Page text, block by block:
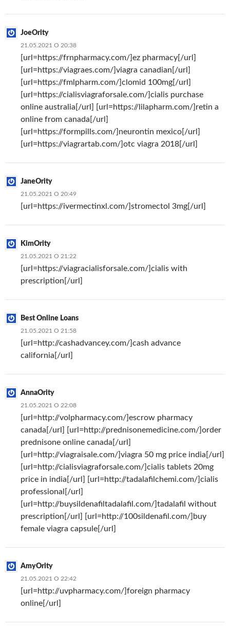
JoeOrity
21.05.2021 О 20:38
[url=https://frnpharmacy.com/]ez pharmacy[/url]
[url=https://viagraes.com/]viagra canadian[/url]
[url=https://fmlpharm.com/]clomid 100mg[/url]
[url=https://cialisviagraforsale.com/]cialis purchase
online australia[/url] [url=https://lilapharm.com/]retin a
online from canada[/url]
[url=https://formpills.com/]neurontin mexico[/url]
[url=https://viagrartab.com/]otc viagra 2018[/url]
JaneOrity
21.05.2021 О 20:49
[url=https://ivermectinxl.com/]stromectol 3mg[/url]
KimOrity
21.05.2021 О 21:22
[url=https://viagracialisforsale.com/]cialis with
prescription[/url]
Best Online Loans
21.05.2021 О 21:58
[url=http://cashadvancey.com/]cash advance
california[/url]
AnnaOrity
21.05.2021 О 22:08
[url=http://volpharmacy.com/]escrow pharmacy
canada[/url] [url=http://prednisonemedicine.com/]order
prednisone online canada[/url]
[url=http://viagraisale.com/]viagra 50 mg price india[/url]
[url=http://cialisviagraforsale.com/]cialis tablets 20mg
price in india[/url] [url=http://tadalafilchemi.com/]cialis
professional[/url]
[url=http://buysildenafiltadalafil.com/]tadalafil without
prescription[/url] [url=http://100sildenafil.com/]buy
female viagra capsule[/url]
AmyOrity
21.05.2021 О 22:42
[url=http://uvpharmacy.com/]foreign pharmacy
online[/url]